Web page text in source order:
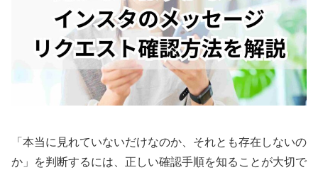
「本当に見れていないだけなのか、それとも存在しないの
か」を判断するには、正しい確認手順を知ることが大切で